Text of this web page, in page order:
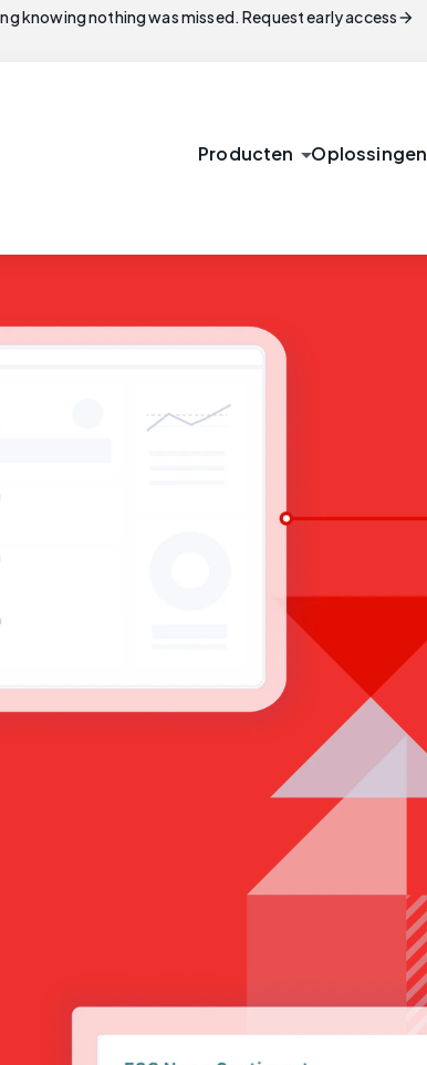
knowing nothing was missed. Request early accessarrow_forward
Producten arrow_drop_downOplossingen